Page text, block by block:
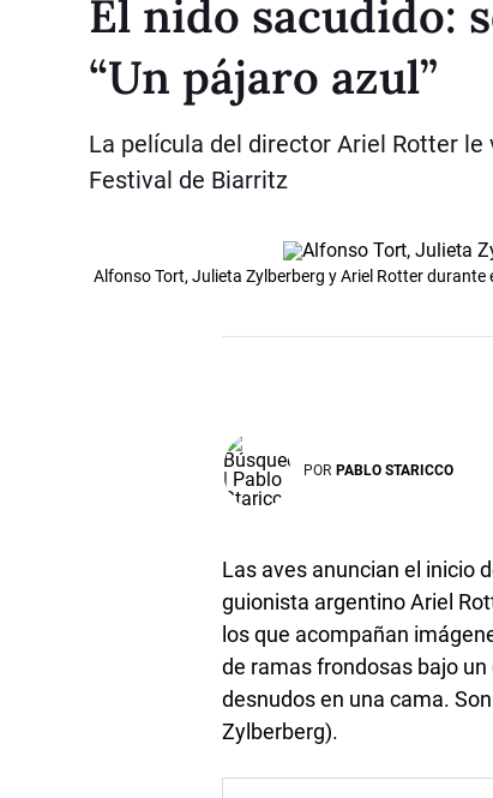
El nido sacudido:
“Un pájaro azul”
La película del director Ariel Rotter
Festival de Biarritz
Alfonso Tort, Julieta Zylberberg y Ariel Rotter durante
POR PABLO STARICCO
Las aves anuncian el inicio
guionista argentino Ariel
los que acompañan
de ramas frondosas bajo
desnudos en una cama.
Zylberberg).